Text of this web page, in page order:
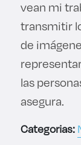
vean mi
transmitir
de
las
asegura.
Categorias: